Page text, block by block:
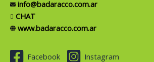
info@badaracco.com.ar
CHAT
www.badaracco.com.ar
Facebook Instagram